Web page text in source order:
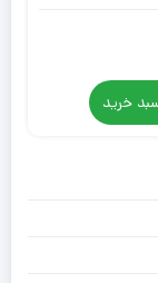
خرید